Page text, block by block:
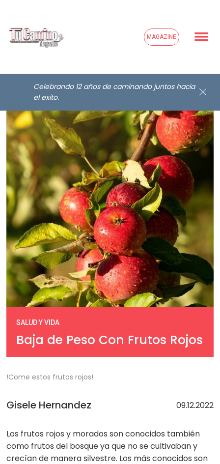
MAGAZINE
Celebrando 12 años de caminando juntos hacia
el exito.
SALUD Y VIDA
Baja de Peso Con Frutos Rojos
!Come estos frutos rojos!
Gisele Hernandez 09.12.2022
Los frutos rojos y morados son conocidos también
como frutos del bosque ya que no se cultivaban y
crecían de manera silvestre. Los más conocidos son